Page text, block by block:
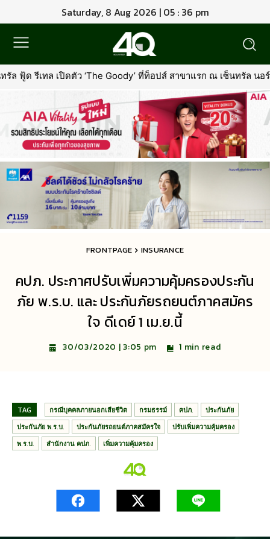
Saturday, 8 Aug 2026 | 05 : 36 pm
‘The Goody’ ที่ท็อปส์ สาขาแรก ณ เซ็นทรัล นอร์ทวิลล์พร้อมรุกตลา
FRONTPAGE INSURANCE
คปภ. ประกาศปรับเพิ่มความคุ้มครองประกัน
ภัย พ.ร.บ. และ ประกันภัยรถยนต์ภาคสมัคร
ใจ ดีเดย์ 1 เม.ย.นี้
30/03/2020 | 3:05 pm 1 min read
TAG กรณีบุคคลภายนอกเสียชีวิต กรมธรรม์ คปภ.
ประกันภัย
ประกันภัย พ.ร.บ.
ประกันภัยรถยนต์ภาคสมัครใจ
ปรับเพิ่มความคุ้มครอง
พ.ร.บ.
สำนักงาน คปภ. เพิ่มความคุ้มครอง